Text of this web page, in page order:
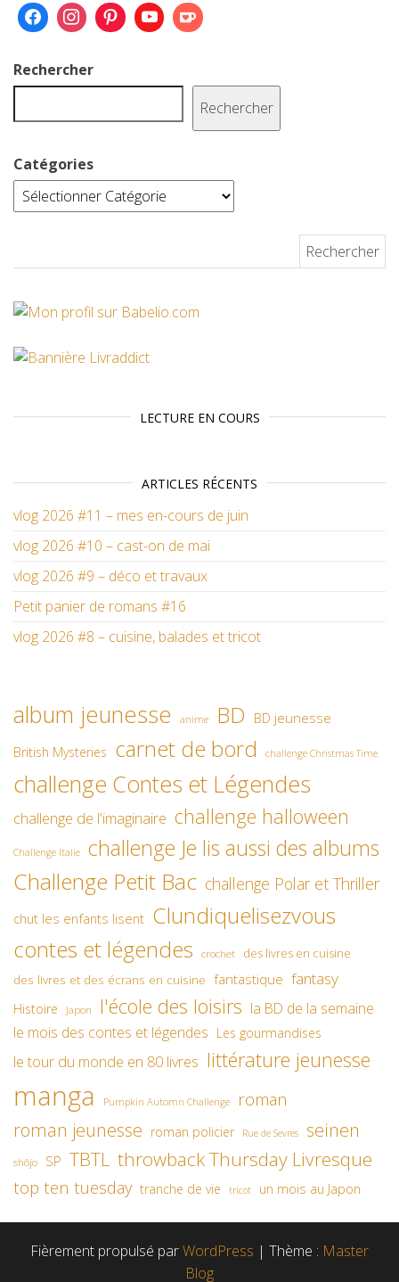
o
t
Rechercher
Rechercher
Catégories
LECTURE EN COURS
ARTICLES RÉCENTS
vlog 2026 #11 – mes en-cours de juin
vlog 2026 #10 – cast-on de mai
vlog 2026 #9 – déco et travaux
Petit panier de romans #16
vlog 2026 #8 – cuisine, balades et tricot
album jeunesse anime BD BD jeunesse
British Mysteries carnet de bord challenge Christmas Time
challenge Contes et Légendes
challenge de l'imaginaire challenge halloween
Challenge Italie challenge Je lis aussi des albums
Challenge Petit Bac challenge Polar et Thriller
chut les enfants lisent Clundiquelisezvous
contes et légendes
crochet
des livres en cuisine
des livres et des écrans en cuisine fantastique fantasy
Histoire Japon l'école des loisirs la BD de la semaine
le mois des contes et légendes Les gourmandises
le tour du monde en 80 livres littérature jeunesse
manga Pumpkin Automn Challenge roman
roman jeunesse roman policier Rue de Sevres seinen
shôjo SP TBTL throwback Thursday Livresque
top ten tuesday tranche de vie tricot un mois au Japon
Fièrement propulsé parWordPress | Thème : Master
Blog